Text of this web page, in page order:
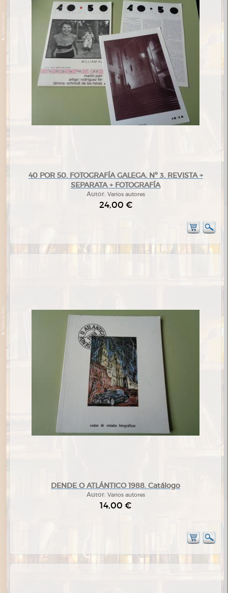
40 POR 50. FOTOGRAFÍA GALEGA. Nº 3. REVISTA +
SEPARATA + FOTOGRAFÍA
Autor: Varios autores
24,00 €
DENDE O ATLÁNTICO 1988. Catálogo
Autor: Varios autores
14,00 €